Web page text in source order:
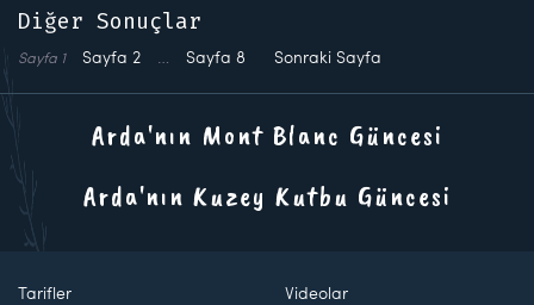
Diğer Sonuçlar
Sayfa 1 Sayfa 2 … Sayfa 8 Sonraki Sayfa
Arda'nın Mont Blanc Güncesi
Arda'nın Kuzey Kutbu Güncesi
Tarifler Videolar